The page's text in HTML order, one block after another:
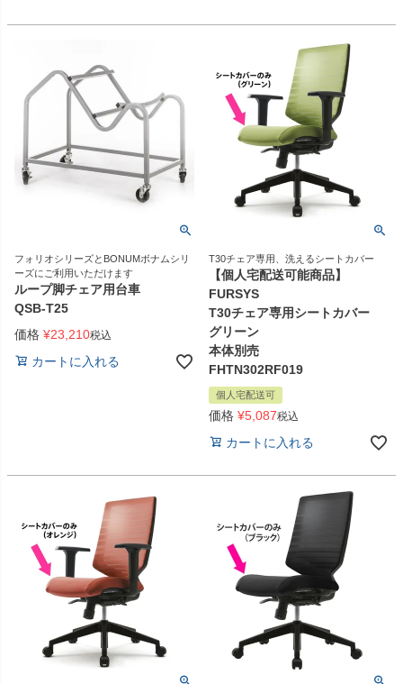
フォリオシリーズとBONUMボナムシリ
ーズにご利用いただけます
ループ脚チェア用台車
QSB-T25
価格 ¥23,210税込
カートに入れる
T30チェア専用、洗えるシートカバー
【個人宅配送可能商品】
FURSYS
T30チェア専用シートカバー
グリーン
本体別売
FHTN302RF019
個人宅配送可
価格 ¥5,087税込
カートに入れる